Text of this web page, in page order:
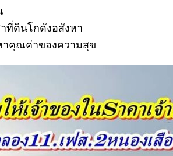
ที่ดินโกดังอสังหา
าคุณค่าของความสุข